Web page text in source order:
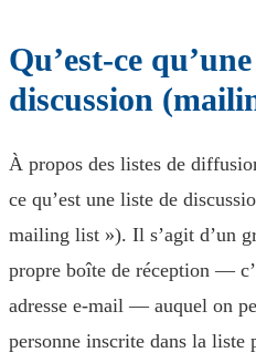
Qu’est-ce
discussion
À propos des listes de
ce qu’est une liste de
mailing list »). Il s’agit d’un
propre boîte de réception —
adresse e-mail — auquel on
personne inscrite dans la liste